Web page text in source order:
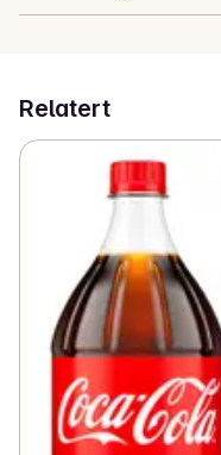
Relatert